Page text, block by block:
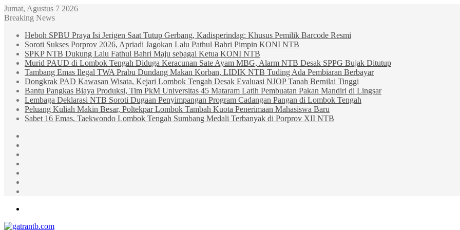
Jumat, Agustus 7 2026
Breaking News
Heboh SPBU Praya Isi Jerigen Saat Tutup Gerbang, Kadisperindag: Khusus Pemilik Barcode Resmi
Soroti Sukses Porprov 2026, Apriadi Jagokan Lalu Pathul Bahri Pimpin KONI NTB
SPKP NTB Dukung Lalu Fathul Bahri Maju sebagai Ketua KONI NTB
Murid PAUD di Lombok Tengah Diduga Keracunan Sate Ayam MBG, Alarm NTB Desak SPPG Bujak Ditutup
Tambang Emas Ilegal TWA Prabu Dundang Makan Korban, LIDIK NTB Tuding Ada Pembiaran Berbayar
Dongkrak PAD Kawasan Wisata, Kejari Lombok Tengah Desak Evaluasi NJOP Tanah Bernilai Tinggi
Bantu Pangkas Biaya Produksi, Tim PkM Universitas 45 Mataram Latih Pembuatan Pakan Mandiri di Lingsar
Lembaga Deklarasi NTB Soroti Dugaan Penyimpangan Program Cadangan Pangan di Lombok Tengah
Peluang Kuliah Makin Besar, Poltekpar Lombok Tambah Kuota Penerimaan Mahasiswa Baru
Sabet 16 Emas, Taekwondo Lombok Tengah Sumbang Medali Terbanyak di Porprov XII NTB